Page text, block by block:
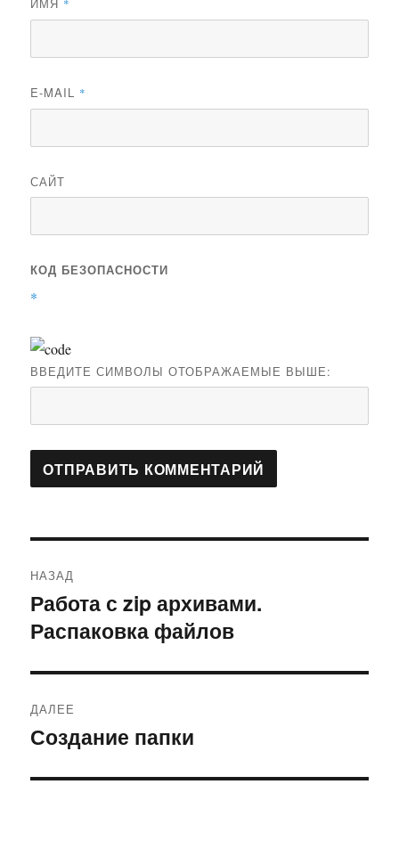
*
E-MAIL *
САЙТ
КОД БЕЗОПАСНОСТИ
*
ВВЕДИТЕ СИМВОЛЫ ОТОБРАЖАЕМЫЕ ВЫШЕ:
по
записям
НАЗАД
Предыдущая
запись:
Работа с zip архивами.
Распаковка файлов
ДАЛЕЕ
Следующая
Создание папки